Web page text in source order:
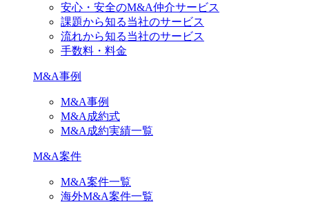
安心・安全のM&A仲介サービス
課題から知る当社のサービス
流れから知る当社のサービス
手数料・料金
M&A事例
M&A事例
M&A成約式
M&A成約実績一覧
M&A案件
M&A案件一覧
海外M&A案件一覧